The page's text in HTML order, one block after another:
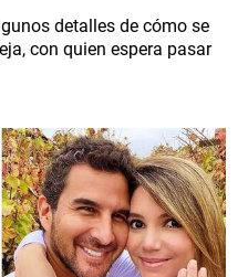
detalles de cómo se
con quien espera pasar